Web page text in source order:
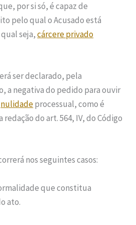
por si só, é capaz de
pelo qual o Acusado está
seja,cárcere privado
ser declarado, pela
a negativa do pedido para ouvir
nulidadeprocessual, como é
do art. 564, IV, do Código
nos seguintes casos:
que constitua
ato.